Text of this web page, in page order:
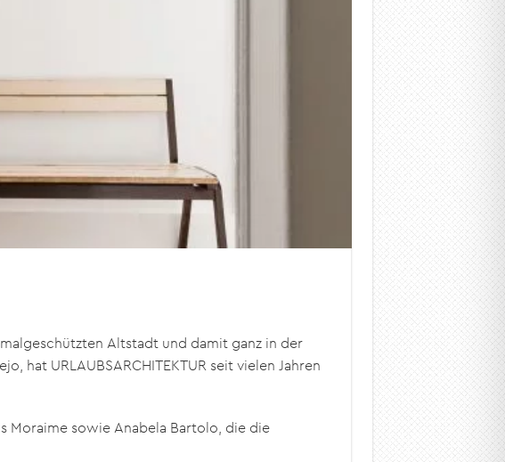
Altstadt und damit ganz in der
hat URLAUBSARCHITEKTUR seit vielen Jahren
Moraime sowie Anabela Bartolo, die die